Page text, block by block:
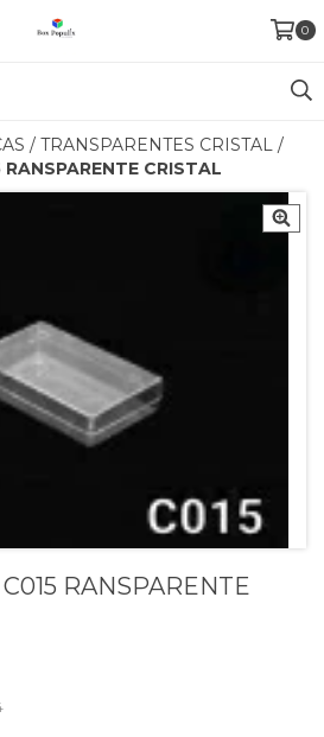
0
/ TRANSPARENTES CRISTAL /
CRISTAL
RANSPARENTE